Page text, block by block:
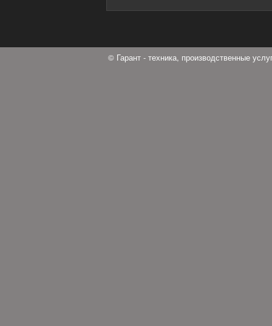
© Гарант - техника, производственные